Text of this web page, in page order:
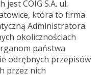
jest COIG S.A. ul.
która to firma
Administratora.
okolicznościach
państwa
odrębnych przepisów
przez nich